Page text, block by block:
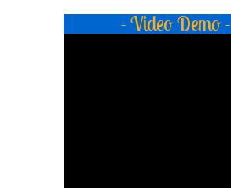
- Video Demo -